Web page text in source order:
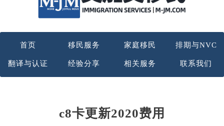
首页 移民服务 家庭移民 排期与NVC
翻译与认证 经验分享 相关服务 联系我们
c8卡更新2020费用